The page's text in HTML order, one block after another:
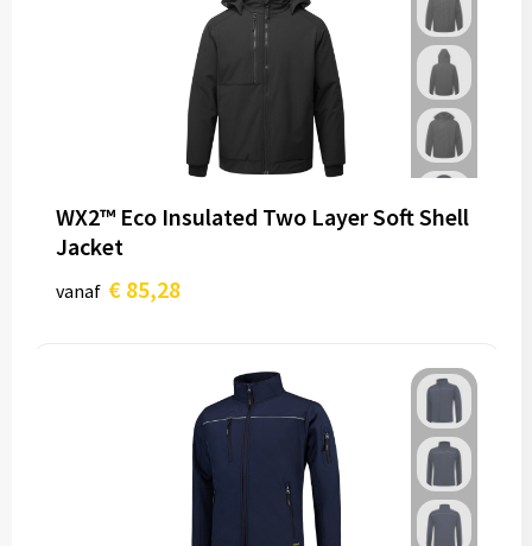
WX2™ Eco Insulated Two Layer Soft Shell
Jacket
vanaf € 85,28